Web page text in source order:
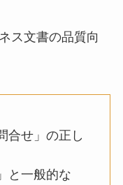
ス文書の品質向
合せ」の正し
と一般的な